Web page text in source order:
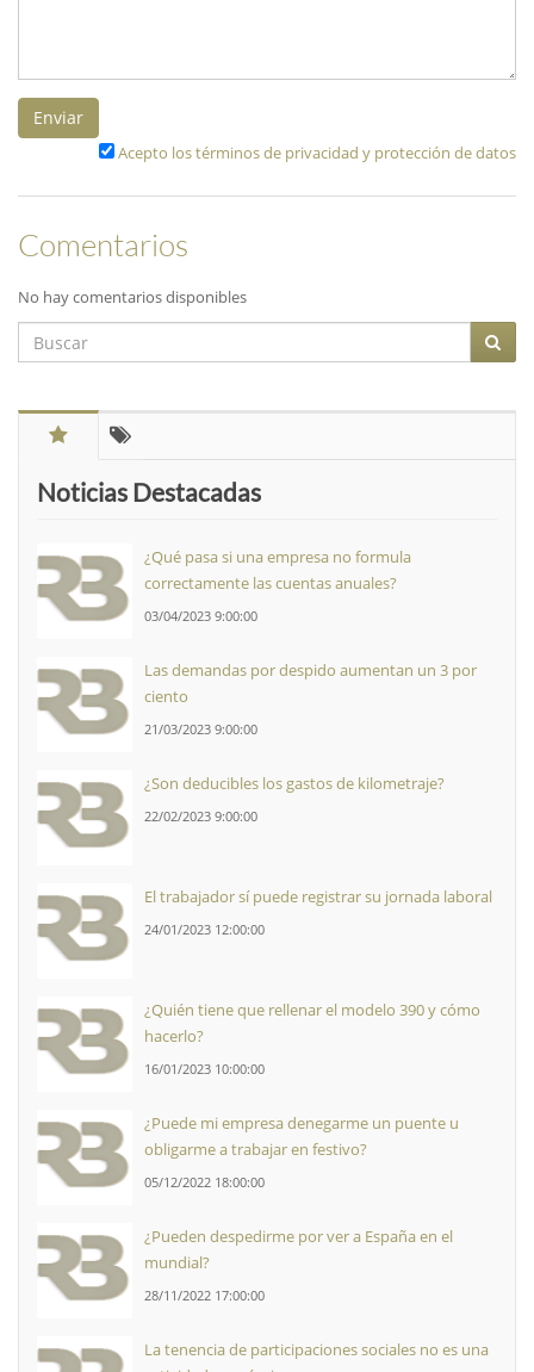
Enviar
Acepto los términos de privacidad y protección de datos
Comentarios
No hay comentarios disponibles
Noticias Destacadas
¿Qué pasa si una empresa no formula
correctamente las cuentas anuales?
03/04/2023 9:00:00
Las demandas por despido aumentan un 3 por
ciento
21/03/2023 9:00:00
¿Son deducibles los gastos de kilometraje?
22/02/2023 9:00:00
El trabajador sí puede registrar su jornada laboral
24/01/2023 12:00:00
¿Quién tiene que rellenar el modelo 390 y cómo
hacerlo?
16/01/2023 10:00:00
¿Puede mi empresa denegarme un puente u
obligarme a trabajar en festivo?
05/12/2022 18:00:00
¿Pueden despedirme por ver a España en el
mundial?
28/11/2022 17:00:00
La tenencia de participaciones sociales no es una